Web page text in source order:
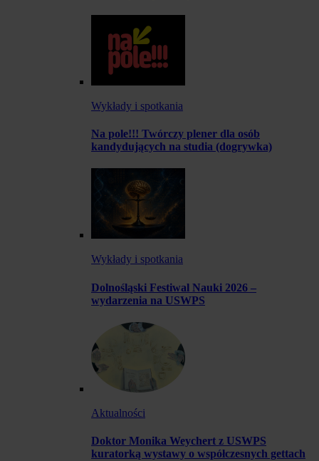
Wykłady i spotkania
Na pole!!! Twórczy plener dla osób
kandydujących na studia (dogrywka)
Wykłady i spotkania
Dolnośląski Festiwal Nauki 2026 –
wydarzenia na USWPS
Aktualności
Doktor Monika Weychert z USWPS
kuratorką wystawy o współczesnych gettach